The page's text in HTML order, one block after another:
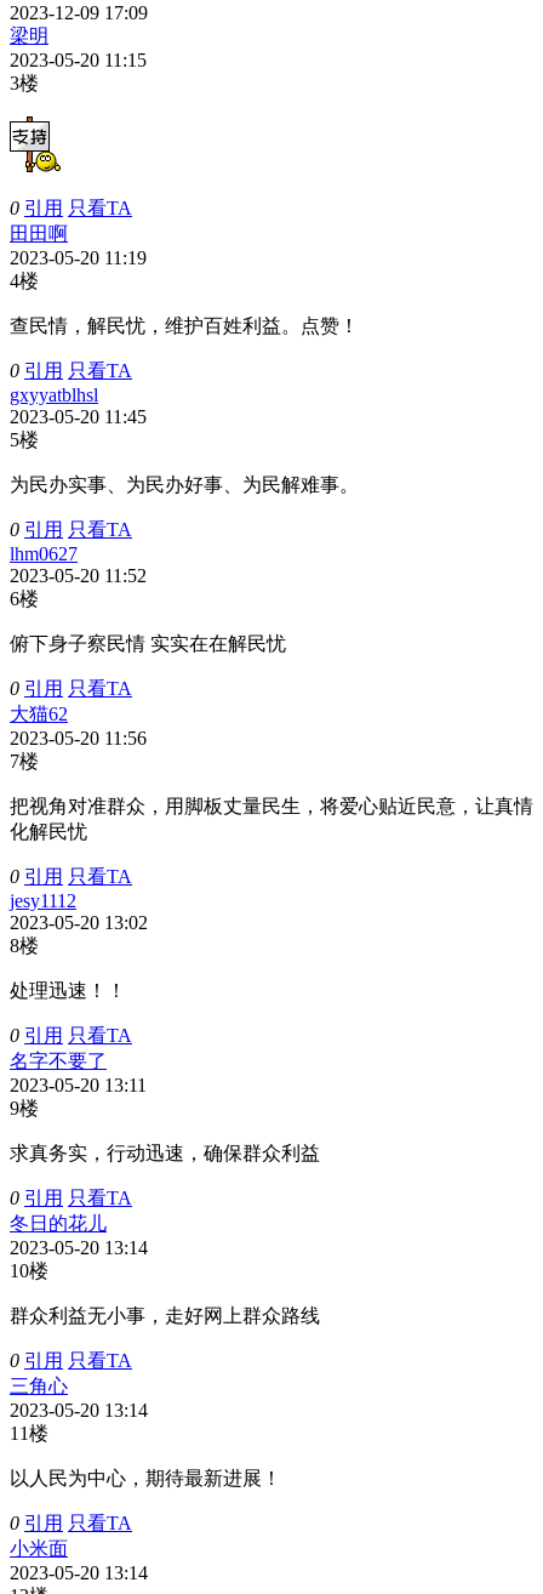
2023-12-09 17:09
梁明
2023-05-20 11:15
3楼
0 引用 只看TA
田田啊
2023-05-20 11:19
4楼
查民情，解民忧，维护百姓利益。点赞！
0 引用 只看TA
gxyyatblhsl
2023-05-20 11:45
5楼
为民办实事、为民办好事、为民解难事。
0 引用 只看TA
lhm0627
2023-05-20 11:52
6楼
俯下身子察民情 实实在在解民忧
0 引用 只看TA
大猫62
2023-05-20 11:56
7楼
把视角对准群众，用脚板丈量民生，将爱心贴近民意，让真情
化解民忧
0 引用 只看TA
jesy1112
2023-05-20 13:02
8楼
处理迅速！！
0 引用 只看TA
名字不要了
2023-05-20 13:11
9楼
求真务实，行动迅速，确保群众利益
0 引用 只看TA
冬日的花儿
2023-05-20 13:14
10楼
群众利益无小事，走好网上群众路线
0 引用 只看TA
三角心
2023-05-20 13:14
11楼
以人民为中心，期待最新进展！
0 引用 只看TA
小米面
2023-05-20 13:14